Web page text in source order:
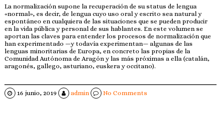
La normalización supone la recuperación de su status de lengua
«normal», es decir, de lengua cuyo uso oral y escrito sea natural y
espontáneo en cualquiera de las situaciones que se pueden producir
en la vida pública y personal de sus hablantes. En este volumen se
aportan las claves para entender los procesos de normalización que
han experimentado —y todavía experimentan— algunas de las
lenguas minoritarias de Europa, en concreto las propias de la
Comunidad Autónoma de Aragón y las más próximas a ella (catalán,
aragonés, gallego, asturiano, euskera y occitano).
16 junio, 2019 admin No Comments